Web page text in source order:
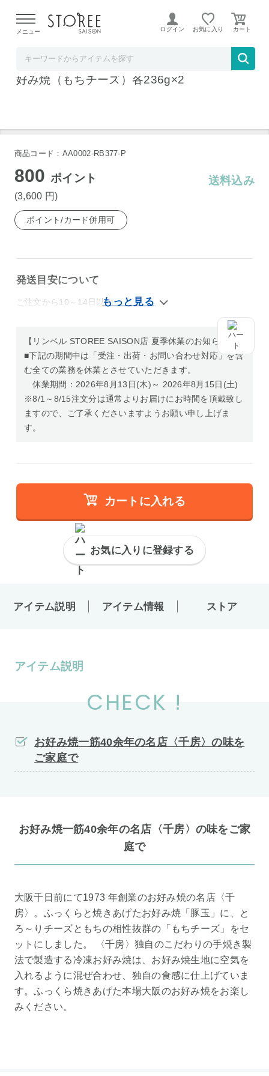
よる配送遅延が発生しております。
メニュー ログイン お気に入り
千房 お好み焼セット お好み焼（豚玉）・お
好み焼（もちチーズ）各236g×2
商品コード：AA0002-RB377-P
800ポイント
(3,600 円)
送料込み
ポイント/カード併用可
発送目安について
ご注文から10～14日以内
【リンベル STOREE SAISON店 夏季休業のお知らせ】
■下記の期間中は「受注・出荷・お問い合わせ対応」を含
む全ての業務を休業とさせていただきます。
休業期間：2026年8月13日(木)～ 2026年8月15日(土)
※8/1～8/15注文分は通常よりお届けにお時間を頂戴致し
ますので、ご了承くださいますようお願い申し上げま
す。
カートに入れる
お気に入りに登録する
アイテム説明 アイテム情報 ストア
アイテム説明
CHECK !
お好み焼一筋40余年の名店〈千房〉の味を
ご家庭で
お好み焼一筋40余年の名店〈千房〉の味をご家
庭で
大阪千日前にて1973 年創業のお好み焼の名店〈千
房〉。ふっくらと焼きあげたお好み焼「豚玉」に、と
ろ～りチーズともちの相性抜群の「もちチーズ」をセ
ットにしました。 〈千房〉独自のこだわりの手焼き製
法で製造する冷凍お好み焼は、お好み焼生地に空気を
入れるように混ぜ合わせ、独自の食感に仕上げていま
す。ふっくら焼きあげた本場大阪のお好み焼をお楽し
みください。